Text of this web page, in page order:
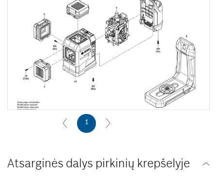
1
Atsarginės dalys pirkinių krepšelyje